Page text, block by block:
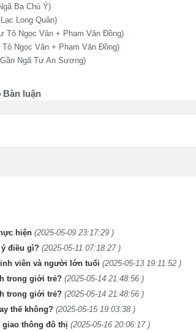
Ba Chú Ý)
Long Quân)
Tô Ngọc Vân + Phạm Văn Đồng)
Ngọc Vân + Phạm Văn Đồng)
Ngã Tư An Sương)
Bàn luận
hiện (2025-05-09 23:17:29 )
ý điều gì? (2025-05-11 07:18:27 )
viên và người lớn tuổi (2025-05-13 19:11:52 )
trong giới trẻ? (2025-05-14 21:48:56 )
trong giới trẻ? (2025-05-14 21:48:56 )
thế không? (2025-05-15 19:03:38 )
giao thông đô thị (2025-05-16 20:06:17 )